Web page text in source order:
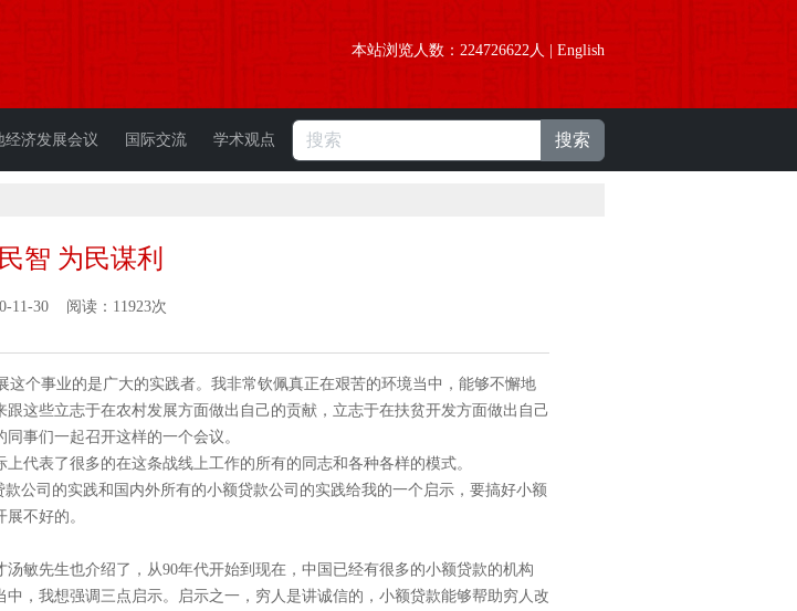
本站浏览人数： 224726622人 | English
经济发展会议 国际交流 学术观点 搜索
智 为民谋利
11-30 阅读：11923次
个事业的是广大的实践者。我非常钦佩真正在艰苦的环境当中，能够不懈地
这些立志于在农村发展方面做出自己的贡献，立志于在扶贫开发方面做出自己
事们一起召开这样的一个会议。
表了很多的在这条战线上工作的所有的同志和各种各样的模式。
司的实践和国内外所有的小额贷款公司的实践给我的一个启示，要搞好小额
不好的。
先生也介绍了，从90年代开始到现在，中国已经有很多的小额贷款的机构
，我想强调三点启示。启示之一，穷人是讲诚信的，小额贷款能够帮助穷人改